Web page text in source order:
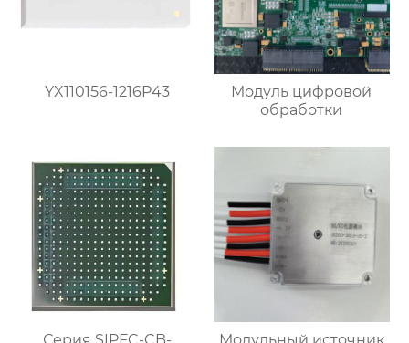
YX110156-1216P43
Модуль цифровой
обработки